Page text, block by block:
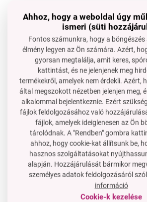
ml
1+1
4 490 Ft
A kosárba
Raktáron
ZANZIBAR | kíméletes
habszappan kézre és
testre | 300 ml
6 PE
Ár neked
2 990 Ft
A kosárba
Raktáron
DAISY FLOWER | habzó
kéz- és testápoló szappan |
Ahhoz, hogy a weboldal úgy
ismeri (süti
Fontos számunkra, hogy a böngészés
élmény legyen az Ön számára. Azért,
gyorsan megtalálja, amit keres,
kattintást, és ne jelenjenek meg
termékekről, amelyek nem érdekli. Azért,
által megszokott nézetben jelenjen meg,
alkalommal bejelentkeznie. Ezért
fájlok feldolgozásához való
fájlok, amelyek ideiglenesen az Ön
tárolódnak. A "Rendben" gombra
ahhoz, hogy cookie-kat állítsunk be,
hasznos szolgáltatásokat
alapján. Hozzájárulását bármikor
személyes adatok feldolgozásáról
információ
Cookie-k kezelése